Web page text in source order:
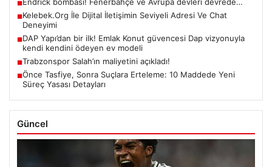
■
■Kelebek.Org İle Dijital İletişimin Seviyeli Adresi Ve Chat
Deneyimi
■DAP Yapı’dan bir ilk! Emlak Konut güvencesi Dap vizyonuyla
kendi kendini ödeyen ev modeli
■Trabzonspor Salah’ın maliyetini açıkladı!
■Önce Tasfiye, Sonra Suçlara Erteleme: 10 Maddede Yeni
Süreç Yasası Detayları
Güncel